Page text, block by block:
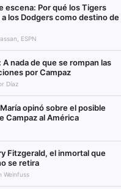
escena: Por qué los Tigers
los Dodgers como destino de
ESPN
A nada de que se rompan las
por Campaz
Díaz
opinó sobre el posible
Campaz al América
Fitzgerald, el inmortal que
se retira
Weinfuss